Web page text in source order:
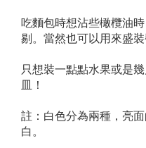
吃麵包時想沾些橄欖油
剔。當然也可以用來盛
只想裝一點點水果或是
皿！
註：白色分為兩種，亮
白。